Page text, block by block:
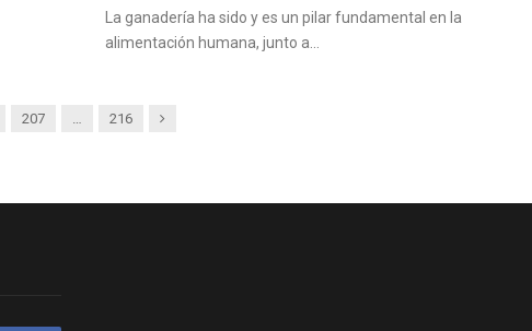
La ganadería ha sido y es un pilar fundamental en la
alimentación humana, junto a…
207 … 216 Siguiente